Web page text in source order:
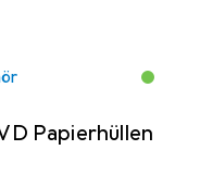
Papierhüllen